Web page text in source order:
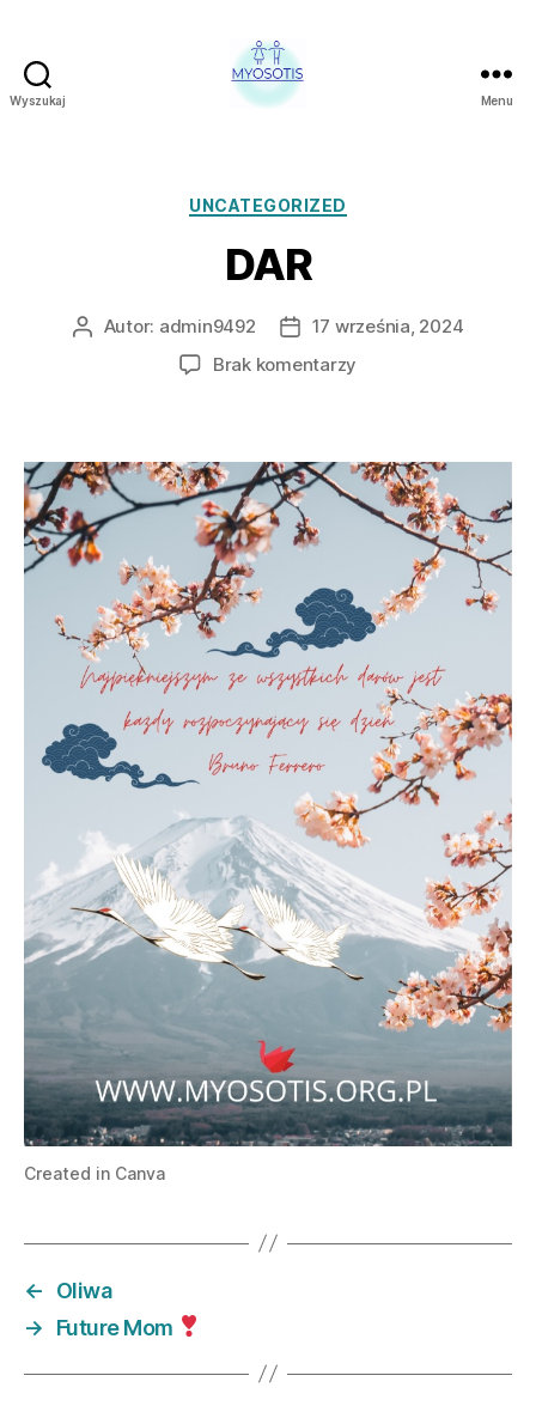
Wyszukaj
CZŁOWIEKA
POLSCE
MYOSOTIS
Menu
Kategorie
UNCATEGORIZED
DAR
AutorAutor: admin9492
Data
wpisu
17 września, 2024
Brak komentarzy
Created in Canva
←
Oliwa
→
Future Mom